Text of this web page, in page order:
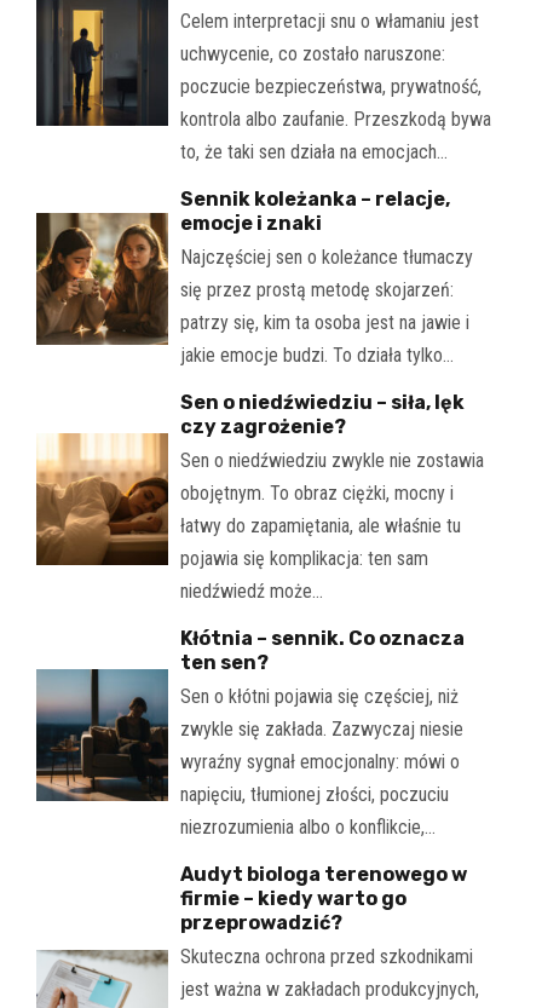
Celem interpretacji snu o włamaniu jest
uchwycenie, co zostało naruszone:
poczucie bezpieczeństwa, prywatność,
kontrola albo zaufanie. Przeszkodą bywa
to, że taki sen działa na emocjach…
Sennik koleżanka – relacje,
emocje i znaki
Najczęściej sen o koleżance tłumaczy
się przez prostą metodę skojarzeń:
patrzy się, kim ta osoba jest na jawie i
jakie emocje budzi. To działa tylko…
Sen o niedźwiedziu – siła, lęk
czy zagrożenie?
Sen o niedźwiedziu zwykle nie zostawia
obojętnym. To obraz ciężki, mocny i
łatwy do zapamiętania, ale właśnie tu
pojawia się komplikacja: ten sam
niedźwiedź może…
Kłótnia – sennik. Co oznacza
ten sen?
Sen o kłótni pojawia się częściej, niż
zwykle się zakłada. Zazwyczaj niesie
wyraźny sygnał emocjonalny: mówi o
napięciu, tłumionej złości, poczuciu
niezrozumienia albo o konflikcie,…
Audyt biologa terenowego w
firmie – kiedy warto go
przeprowadzić?
Skuteczna ochrona przed szkodnikami
jest ważna w zakładach produkcyjnych,